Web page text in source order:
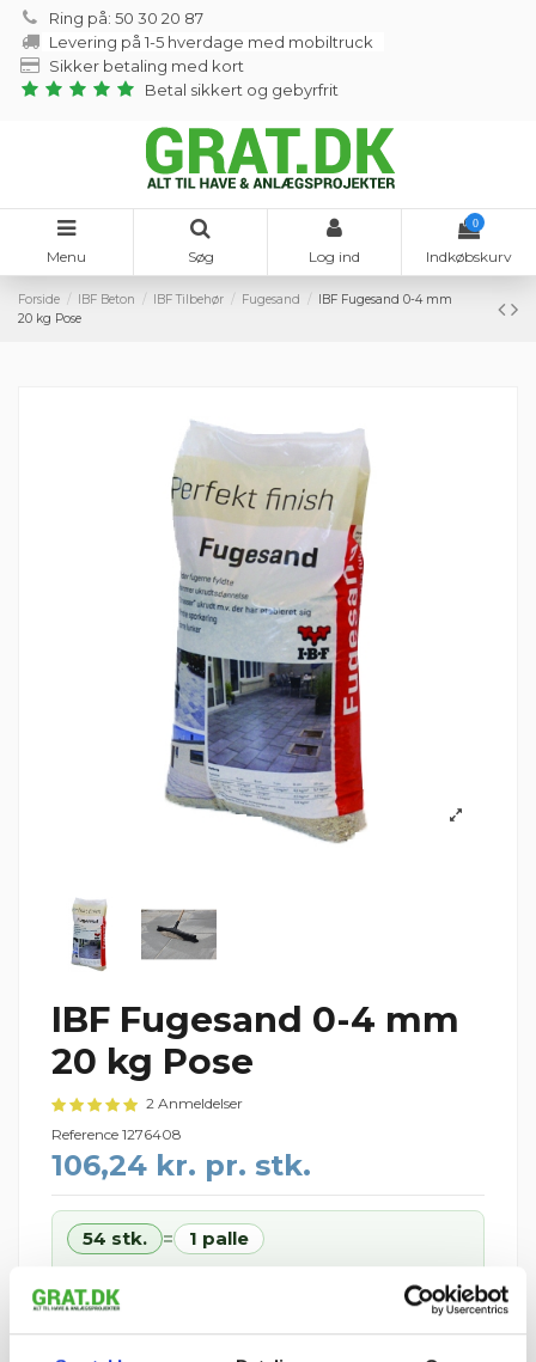
Ring på: 50 30 20 87
Levering på 1-5 hverdage med mobiltruck
Sikker betaling med kort
Betal sikkert og gebyrfrit
Menu Søg Log ind
0
Indkøbskurv
Forside IBF Beton IBF Tilbehør Fugesand
IBF Fugesand 0-4 mm
20 kg Pose
IBF Fugesand 0-4 mm
20 kg Pose
2 Anmeldelser
Reference 1276408
106,24 kr. pr. stk.
54 stk. = 1 palle
Palledepositum: 195 kr. pr. IBF-palle · din ordre: 1 palle = 195
kr. (125 kr. retur pr. palle)